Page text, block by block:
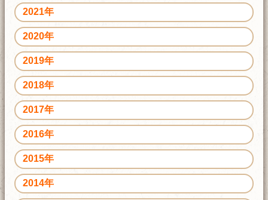
2021年
2020年
2019年
2018年
2017年
2016年
2015年
2014年